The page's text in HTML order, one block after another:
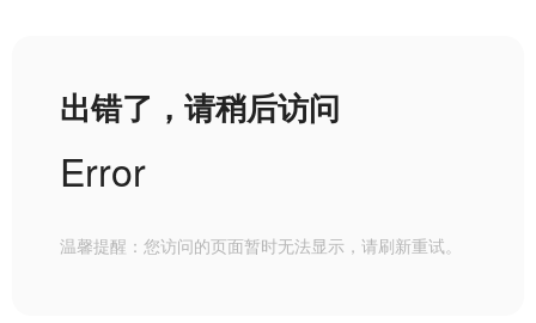
出错了，请稍后访问
Error
温馨提醒：您访问的页面暂时无法显示，请刷新重试。